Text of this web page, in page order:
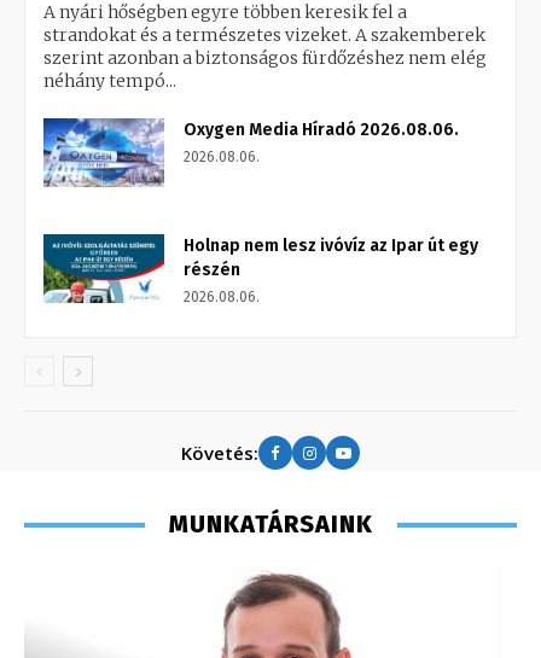
A nyári hőségben egyre többen keresik fel a
strandokat és a természetes vizeket. A szakemberek
szerint azonban a biztonságos fürdőzéshez nem elég
néhány tempó...
Oxygen Media Híradó 2026.08.06.
2026.08.06.
Holnap nem lesz ivóvíz az Ipar út egy
részén
2026.08.06.
Követés:
MUNKATÁRSAINK